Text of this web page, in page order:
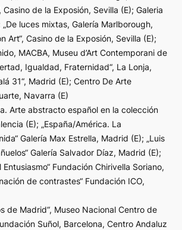
Casino de la Exposión, Sevilla (E); Galeria
luces mixtas, Galería Marlborough,
Art“, Casino de la Exposión, Sevilla (E);
MACBA, Museu d’Art Contemporani de
Igualdad, Fraternidad“, La Lonja,
31“, Madrid (E); Centro De Arte
Navarra (E)
Arte abstracto español en la colección
(E); „España/América. La
Galería Max Estrella, Madrid (E); „Luis
Galería Salvador Díaz, Madrid (E);
Entusiasmo“ Fundación Chirivella Soriano,
de contrastes“ Fundación ICO,
de Madrid“, Museo Nacional Centro de
Suñol, Barcelona, Centro Andaluz